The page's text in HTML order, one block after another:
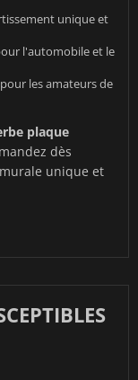
unique et
l'automobile et le
les amateurs de
plaque
dès
unique et